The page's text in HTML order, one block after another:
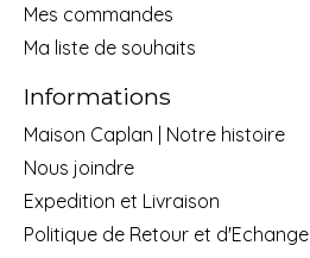
Mes commandes
Ma liste de souhaits
Informations
Maison Caplan | Notre histoire
Nous joindre
Expedition et Livraison
Politique de Retour et d'Echange